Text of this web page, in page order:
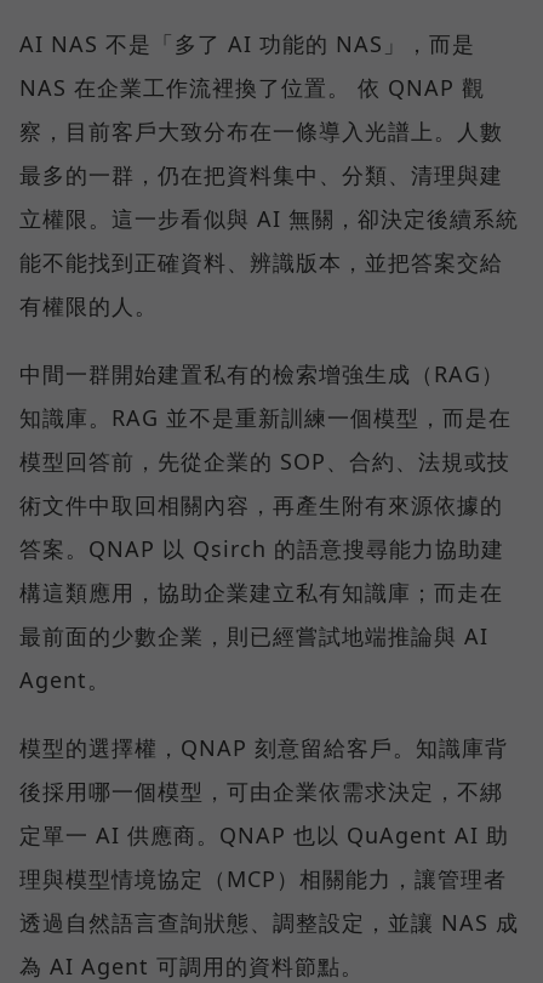
AI NAS 不是「多了 AI 功能的 NAS」，而是
NAS 在企業工作流裡換了位置。 依 QNAP 觀
察，目前客戶大致分布在一條導入光譜上。人數
最多的一群，仍在把資料集中、分類、清理與建
立權限。這一步看似與 AI 無關，卻決定後續系統
能不能找到正確資料、辨識版本，並把答案交給
有權限的人。
中間一群開始建置私有的檢索增強生成（RAG）
知識庫。RAG 並不是重新訓練一個模型，而是在
模型回答前，先從企業的 SOP、合約、法規或技
術文件中取回相關內容，再產生附有來源依據的
答案。QNAP 以 Qsirch 的語意搜尋能力協助建
構這類應用，協助企業建立私有知識庫；而走在
最前面的少數企業，則已經嘗試地端推論與 AI
Agent。
模型的選擇權，QNAP 刻意留給客戶。知識庫背
後採用哪一個模型，可由企業依需求決定，不綁
定單一 AI 供應商。QNAP 也以 QuAgent AI 助
理與模型情境協定（MCP）相關能力，讓管理者
透過自然語言查詢狀態、調整設定，並讓 NAS 成
為 AI Agent 可調用的資料節點。